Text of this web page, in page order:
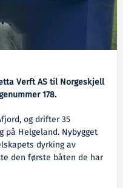
Verft AS til Norgeskjell
178.
og drifter 35
på Helgeland. Nybygget
dyrking av
den første båten de har